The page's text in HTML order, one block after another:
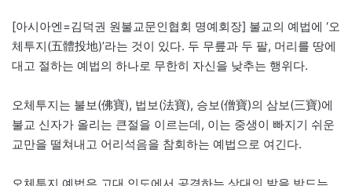
[아시아엔=김덕권 원불교문인협회 명예회장] 불교의 예법에 ‘오
체투지(五體投地)’라는 것이 있다. 두 무릎과 두 팔, 머리를 땅에
대고 절하는 예법의 하나로 무한히 자신을 낮추는 행위다.
오체투지는 불보(佛寶), 법보(法寶), 승보(僧寶)의 삼보(三寶)에
불교 신자가 올리는 큰절을 이르는데, 이는 중생이 빠지기 쉬운
교만을 떨쳐내고 어리석음을 참회하는 예법으로 여긴다.